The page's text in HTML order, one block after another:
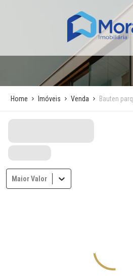
Home Imóveis Venda Bauten
Maior Valor